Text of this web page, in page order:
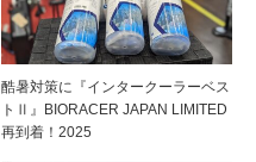
酷暑対策に『インタークーラーベス
トⅡ』BIORACER JAPAN LIMITED
再到着！2025